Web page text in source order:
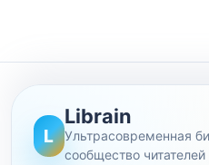
L
Librain
Ультрасовременная
сообщество читателей